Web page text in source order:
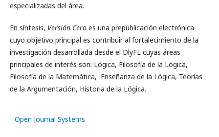
especializadas del área.
En síntesis, Versión Cero es una prepublicación electrónica
cuyo objetivo principal es contribuir al fortalecimiento de la
investigación desarrollada desde el DlyFL cuyas áreas
principales de interés son: Lógica, Filosofía de la Lógica,
Filosofía de la Matemática, Enseñanza de la Lógica, Teorías
de la Argumentación, Historia de la Lógica.
Open Journal Systems